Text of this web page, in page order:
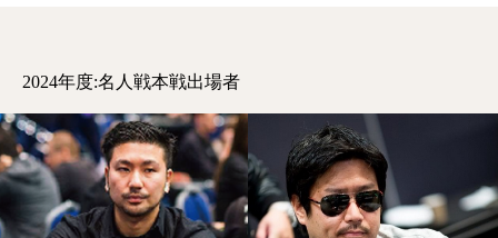
2024年度:名人戦本戦出場者